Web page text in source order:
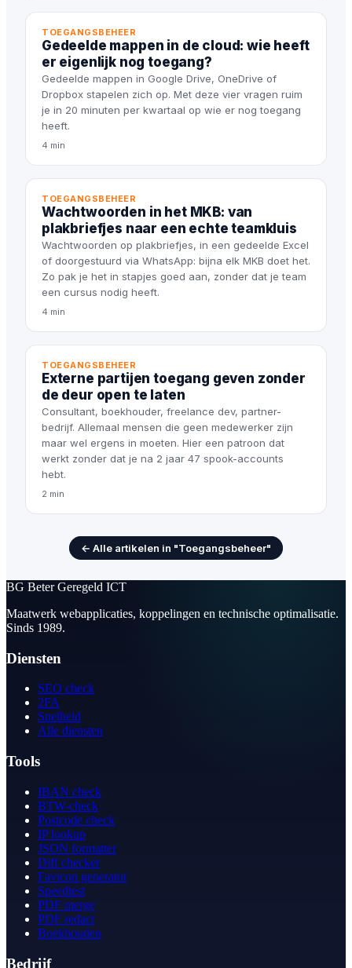
TOEGANGSBEHEER
Gedeelde mappen in de cloud: wie heeft
er eigenlijk nog toegang?
Gedeelde mappen in Google Drive, OneDrive of
Dropbox stapelen zich op. Met deze vier vragen ruim
je in 20 minuten per kwartaal op wie er nog toegang
heeft.
4 min
TOEGANGSBEHEER
Wachtwoorden in het MKB: van
plakbriefjes naar een echte teamkluis
Wachtwoorden op plakbriefjes, in een gedeelde Excel
of doorgestuurd via WhatsApp: bijna elk MKB doet het.
Zo pak je het in stapjes goed aan, zonder dat je team
een cursus nodig heeft.
4 min
TOEGANGSBEHEER
Externe partijen toegang geven zonder
de deur open te laten
Consultant, boekhouder, freelance dev, partner-
bedrijf. Allemaal mensen die geen medewerker zijn
maar wel ergens in moeten. Hier een patroon dat
werkt zonder dat je na 2 jaar 47 spook-accounts
hebt.
2 min
← Alle artikelen in "Toegangsbeheer"
BG Beter Geregeld ICT
Maatwerk webapplicaties, koppelingen en technische optimalisatie.
Sinds 1989.
Diensten
SEO check
2FA
Snelheid
Alle diensten
Tools
IBAN check
BTW-check
Postcode check
IP lookup
JSON formatter
Diff checker
Favicon generator
Speedtest
PDF merge
PDF redact
Boekhouden
Bedrijf